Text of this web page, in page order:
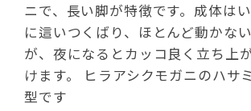
ニで、長い脚が特徴です。成体は
に這いつくばり、ほとんど動かな
が、夜になるとカッコ良く立ち上
けます。 ヒラアシクモガニのハサ
型です